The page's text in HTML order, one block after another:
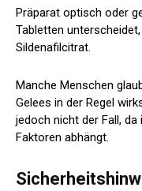
Präparat optisch oder
Tabletten
Sildenafilcitrat.
Manche Menschen
Gelees in der Regel
jedoch nicht der Fall, da
Faktoren abhängt.